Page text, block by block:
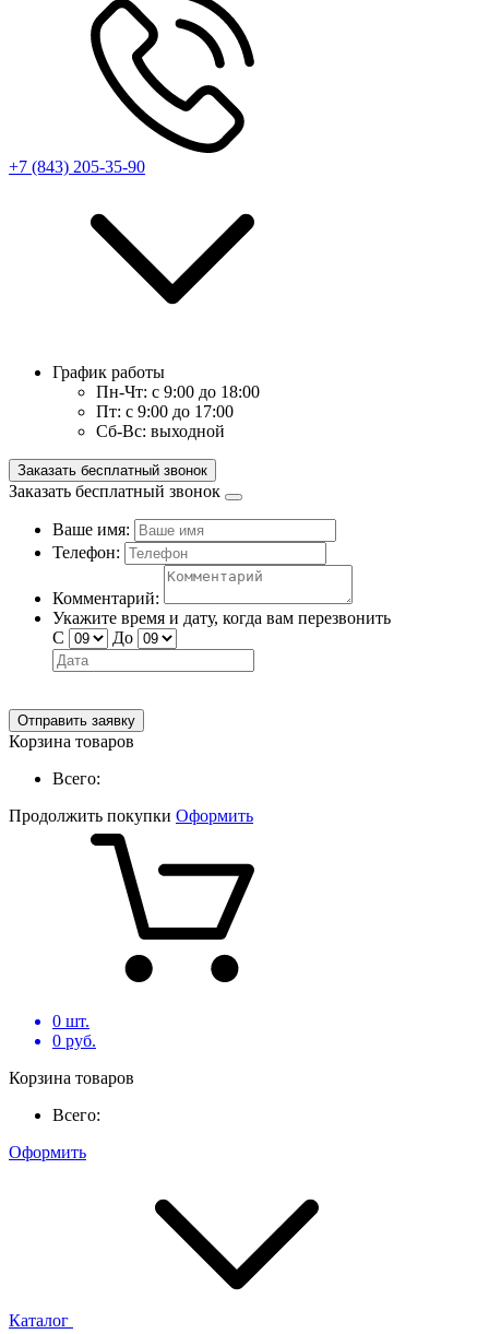
+7 (843) 205-35-90
График работы
Пн-Чт: с 9:00 до 18:00
Пт: с 9:00 до 17:00
Сб-Вс: выходной
Заказать бесплатный звонок
Заказать бесплатный звонок
Ваше имя:
Телефон:
Комментарий:
Укажите время и дату, когда вам перезвонить
С
До
Отправить заявку
Корзина товаров
Всего:
Продолжить покупки Оформить
0 шт.
0 руб.
Корзина товаров
Всего:
Оформить
Каталог